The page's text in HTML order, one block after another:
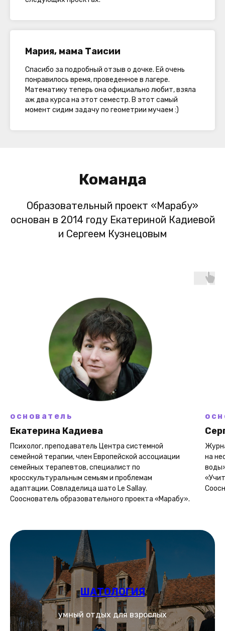
Мария, мама Таисии
Спасибо за подробный отзыв о дочке. Ей очень
понравилось время, проведенное в лагере.
Математику теперь она официально любит, взяла
аж два курса на этот семестр. В этот самый
момент сидим задачу по геометрии мучаем :)
Команда
Образовательный проект «Марабу»
основан в 2014 году Екатериной Кадиевой
и Сергеем Кузнецовым
основатель
Екатерина Кадиева
Психолог, преподаватель Центра системной
семейной терапии, член Европейской ассоциации
семейных терапевтов, специалист по
кросскультуральным семьям и проблемам
адаптации. Совладелица шато Le Sallay.
Сооснователь образовательного проекта «Марабу».
на
ШАТОЛОГИЯ
умный отдых для взрослых